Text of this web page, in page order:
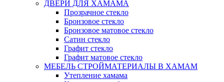
ДВЕРИ ДЛЯ ХАМАМА
Прозрачное стекло
Бронзовое стекло
Бронзовое матовое стекло
Сатин стекло
Графит стекло
Графит матовое стекло
МЕБЕЛЬ СТРОЙМАТЕРИАЛЫ В ХАМАМ
Утепление хамама